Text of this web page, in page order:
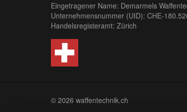
Eingetragener Name: Demarmels
Unternehmensnummer (UID): CHE-
Handelsregisteramt: Zürich
© 2026 waffentechnik.ch